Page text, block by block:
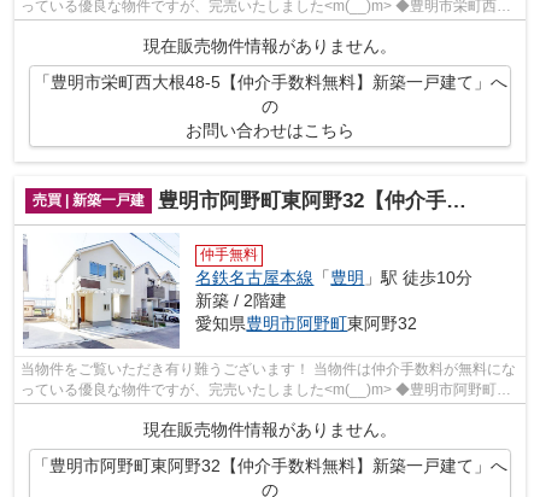
っている優良な物件ですが、完売いたしました<m(__)m> ◆豊明市栄町西大
根でのマイホーム購入で費用...
現在販売物件情報がありません。
「豊明市栄町西大根48-5【仲介手数料無料】新築一戸建て」へ
の
お問い合わせはこちら
売買 | 新築一戸建 豊明市阿野町東阿野32【仲介手数料無料】新築一戸建て
仲手無料
名鉄名古屋本線 「豊明 」駅 徒歩10分
新築 / 2階建
愛知県豊明市阿野町東阿野32
当物件をご覧いただき有り難うございます！ 当物件は仲介手数料が無料にな
っている優良な物件ですが、完売いたしました<m(__)m> ◆豊明市阿野町東
阿野でのマイホーム購入で費...
現在販売物件情報がありません。
「豊明市阿野町東阿野32【仲介手数料無料】新築一戸建て」へ
の